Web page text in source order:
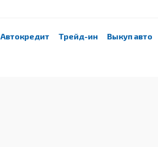
Автокредит Трейд-ин Выкуп авто